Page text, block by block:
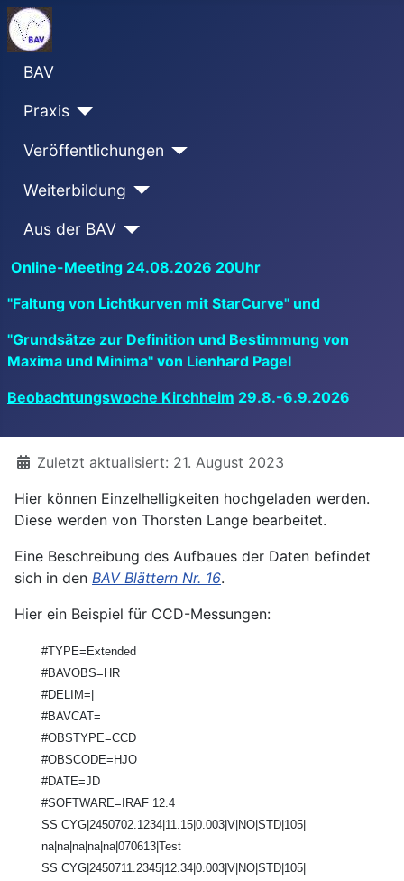
BAV
Praxis
Veröffentlichungen
Weiterbildung
Aus der BAV
Online-Meeting 24.08.2026 20Uhr
"Faltung von Lichtkurven mit StarCurve" und
"Grundsätze zur Definition und Bestimmung von
Maxima und Minima" von Lienhard Pagel
Beobachtungswoche Kirchheim 29.8.-6.9.2026
DetailsZuletzt aktualisiert: 21. August 2023
Hier können Einzelhelligkeiten hochgeladen werden.
Diese werden von Thorsten Lange bearbeitet.
Eine Beschreibung des Aufbaues der Daten befindet
sich in den BAV Blättern Nr. 16.
Hier ein Beispiel für CCD-Messungen:
#TYPE=Extended
#BAVOBS=HR
#DELIM=|
#BAVCAT=
#OBSTYPE=CCD
#OBSCODE=HJO
#DATE=JD
#SOFTWARE=IRAF 12.4
SS CYG|2450702.1234|11.15|0.003|V|NO|STD|105|
na|na|na|na|na|070613|Test
SS CYG|2450711.2345|12.34|0.003|V|NO|STD|105|